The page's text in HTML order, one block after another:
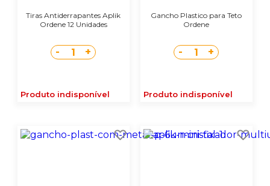
Tiras Antiderrapantes Aplik
Ordene 12 Unidades
- 1 +
Produto indisponível
Gancho Plastico para Teto
Ordene
- 1 +
Produto indisponível